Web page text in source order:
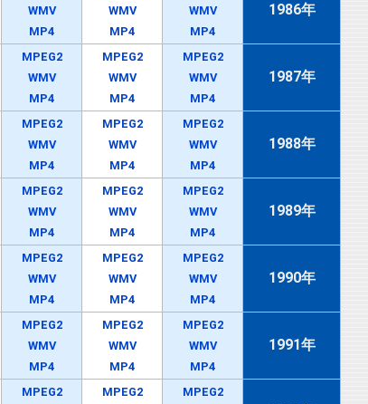
WMV
MP4
WMV
MP4
WMV
MP4
1986年
MPEG2
WMV
MP4
MPEG2
WMV
MP4
MPEG2
WMV
MP4
1987年
MPEG2
WMV
MP4
MPEG2
WMV
MP4
MPEG2
WMV
MP4
1988年
MPEG2
WMV
MP4
MPEG2
WMV
MP4
MPEG2
WMV
MP4
1989年
MPEG2
WMV
MP4
MPEG2
WMV
MP4
MPEG2
WMV
MP4
1990年
MPEG2
WMV
MP4
MPEG2
WMV
MP4
MPEG2
WMV
MP4
1991年
MPEG2
MPEG2
MPEG2